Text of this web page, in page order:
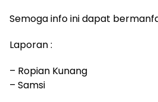
Semoga info ini dapat
Laporan :
– Ropian Kunang
– Samsi